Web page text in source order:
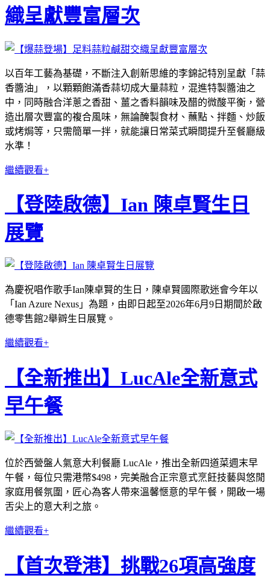
織呈獻豐富層次
以百年工藝為基礎，不斷注入創新思維的李錦記特別呈獻「蒜
香醬油」，以顆顆飽滿香蒜切成大量蒜粒，混進特製醬油之
中，同時融合洋蔥之香甜、薑之香料韻味及醋的微酸平衡，營
造出層次豐富的複合風味，無論醃製食材、蘸點、拌麵、炒飯
或烤焗等，只需簡單一拌，就能讓日常菜式瞬間提升至餐廳級
水準！
繼續觀看+
【登陸啟德】Ian 陳卓賢生日
展覽
為慶祝唱作歌手Ian陳卓賢的生日，陳卓賢國際歌迷會今年以
「Ian Azure Nexus」為題，由即日起至2026年6月9日期間於啟
德零售館2舉辧生日展覽。
繼續觀看+
【全新推出】LucAle全新意式
早午餐
位於西營盤人氣意大利餐廳 LucAle，推出全新四道菜週末早
午餐，每位只需港幣$498，完美融合正宗意式烹飪技藝與悠閒
家庭用餐氛圍，匠心為客人帶來溫馨愜意的早午餐，開啟一場
舌尖上的意大利之旅。
繼續觀看+
【首次登港】挑戰26項高強度